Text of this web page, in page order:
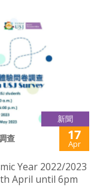
新聞
查 17
Apr
Year 2022/2023
April until 6pm